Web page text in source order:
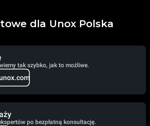
dla Unox Polska
tak szybko, jak to możliwe.
po bezpłatną konsultację.